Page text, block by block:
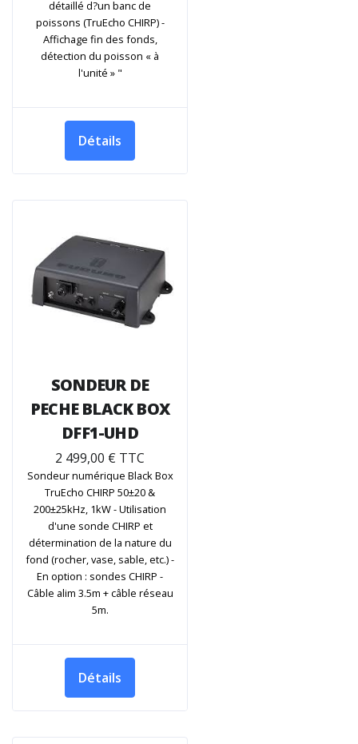
détaillé d?un banc de
poissons (TruEcho CHIRP) -
Affichage fin des fonds,
détection du poisson « à
l'unité » "
Détails
SONDEUR DE
PECHE BLACK BOX
DFF1-UHD
2 499,00 € TTC
Sondeur numérique Black Box
TruEcho CHIRP 50±20 &
200±25kHz, 1kW - Utilisation
d'une sonde CHIRP et
détermination de la nature du
fond (rocher, vase, sable, etc.) -
En option : sondes CHIRP -
Câble alim 3.5m + câble réseau
5m.
Détails